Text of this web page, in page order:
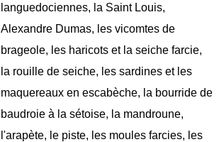
languedociennes, la Saint Louis,
Alexandre Dumas, les vicomtes de
brageole, les haricots et la seiche farcie,
la rouille de seiche, les sardines et les
maquereaux en escabèche, la bourride de
baudroie à la sétoise, la mandroune,
l'arapète, le piste, les moules farcies, les